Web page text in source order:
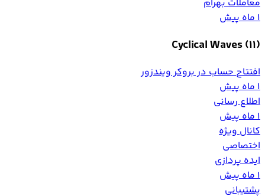
معاملات بهرام
1 ماه پیش
Cyclical Waves(11)
افتتاح حساب در بروکر ویندزور
1 ماه پیش
اطلاع رسانی
1 ماه پیش
کانال ویژه
اختصاصی
ایده پردازی
1 ماه پیش
پشتیبانی